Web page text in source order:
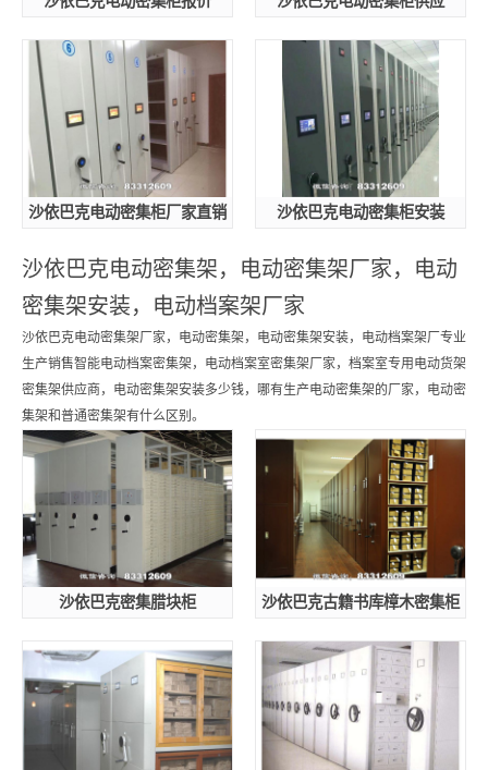
沙依巴克电动密集柜厂家直销 沙依巴克电动密集柜安装
沙依巴克电动密集架，电动密集架厂家，电动
密集架安装，电动档案架厂家
沙依巴克电动密集架厂家，电动密集架，电动密集架安装，电动档案架厂专业
生产销售智能电动档案密集架，电动档案室密集架厂家，档案室专用电动货架
密集架供应商，电动密集架安装多少钱，哪有生产电动密集架的厂家，电动密
集架和普通密集架有什么区别。
沙依巴克密集腊块柜 沙依巴克古籍书库樟木密集柜